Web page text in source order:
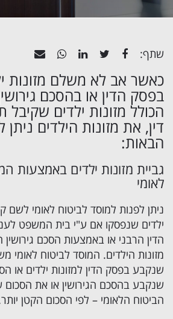
שתף:
כאשר אב לא משלם מזונות
בפסק הדין או בהסכם
הכולל מזונות ילדים
דין, את מזונות הילדים ניתן
הבאות:
גביית מזונות ילדים באמצעות
לאומי
ניתן לפנות למוסד לביטוח לאומי לשם
ילדים שנפסקו אם ע"י בית המשפט
הדין הרבני או באמצעות הסכם
מזונות הילדים. המוסד לביטוח לאומי
שנקבע בפסק הדין למזונות ילדים או
שנקבע בהסכם הגירושין או את
הביטוח הלאומי – לפי הסכום הקטן